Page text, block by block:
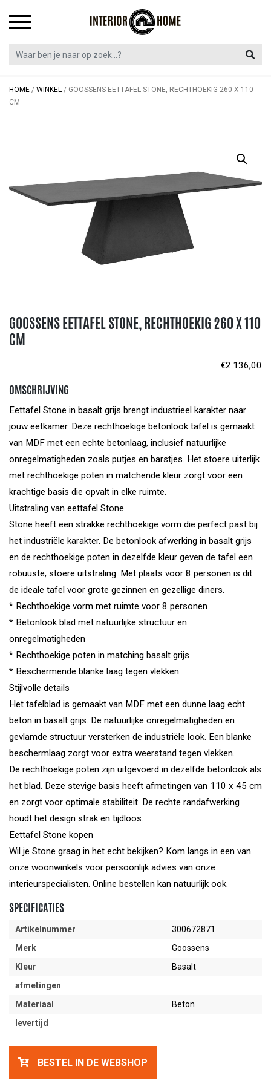
HOME / WINKEL / GOOSSENS EETTAFEL STONE, RECHTHOEKIG 260 X 110
CM
GOOSSENS EETTAFEL STONE, RECHTHOEKIG 260 X 110
CM
€2.136,00
OMSCHRIJVING
Eettafel Stone in basalt grijs brengt industrieel karakter naar
jouw eetkamer. Deze rechthoekige betonlook tafel is gemaakt
van MDF met een echte betonlaag, inclusief natuurlijke
onregelmatigheden zoals putjes en barstjes. Het stoere uiterlijk
met rechthoekige poten in matchende kleur zorgt voor een
krachtige basis die opvalt in elke ruimte.
Uitstraling van eettafel Stone
Stone heeft een strakke rechthoekige vorm die perfect past bij
het industriële karakter. De betonlook afwerking in basalt grijs
en de rechthoekige poten in dezelfde kleur geven de tafel een
robuuste, stoere uitstraling. Met plaats voor 8 personen is dit
de ideale tafel voor grote gezinnen en gezellige diners.
* Rechthoekige vorm met ruimte voor 8 personen
* Betonlook blad met natuurlijke structuur en
onregelmatigheden
* Rechthoekige poten in matching basalt grijs
* Beschermende blanke laag tegen vlekken
Stijlvolle details
Het tafelblad is gemaakt van MDF met een dunne laag echt
beton in basalt grijs. De natuurlijke onregelmatigheden en
gevlamde structuur versterken de industriële look. Een blanke
beschermlaag zorgt voor extra weerstand tegen vlekken.
De rechthoekige poten zijn uitgevoerd in dezelfde betonlook als
het blad. Deze stevige basis heeft afmetingen van 110 x 45 cm
en zorgt voor optimale stabiliteit. De rechte randafwerking
houdt het design strak en tijdloos.
Eettafel Stone kopen
Wil je Stone graag in het echt bekijken? Kom langs in een van
onze woonwinkels voor persoonlijk advies van onze
interieurspecialisten. Online bestellen kan natuurlijk ook.
SPECIFICATIES
Artikelnummer
300672871
Merk
Goossens
Kleur
Basalt
afmetingen
Materiaal
Beton
levertijd
BESTEL IN DE WEBSHOP